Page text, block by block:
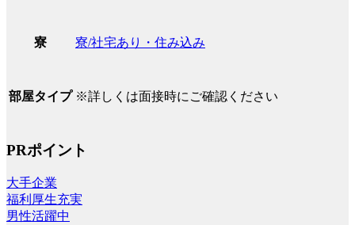
寮 寮/社宅あり・住み込み
部屋タイプ ※詳しくは面接時にご確認ください
PRポイント
大手企業
福利厚生充実
男性活躍中